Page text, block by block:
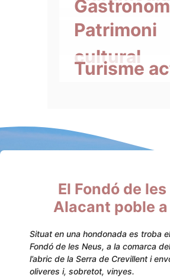
Patrimoni
cultural
Turisme
El Fondó de
Alacant poble
Situat en una hondonada es troba
Fondó de les Neus, a la comarca
l’abric de la Serra de Crevillent i
oliveres i, sobretot, vinyes.